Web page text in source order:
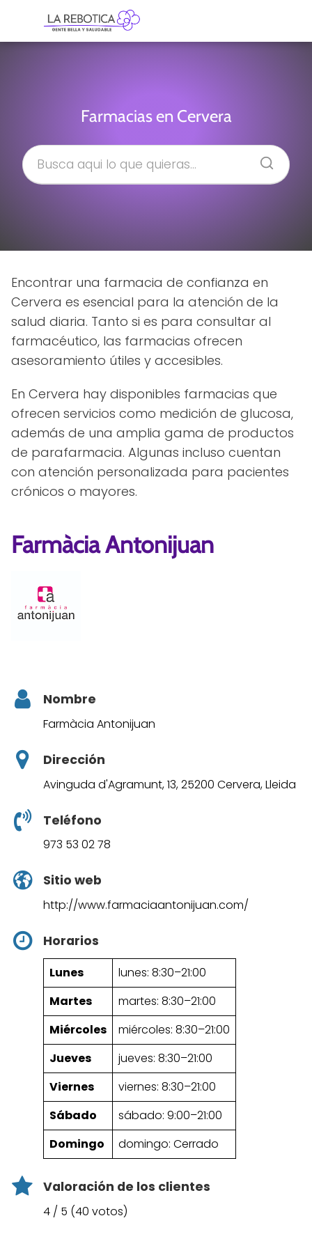
Farmacias en Cervera
Encontrar una farmacia de confianza en
Cervera es esencial para la atención de la
salud diaria. Tanto si es para consultar al
farmacéutico, las farmacias ofrecen
asesoramiento útiles y accesibles.
En Cervera hay disponibles farmacias que
ofrecen servicios como medición de glucosa,
además de una amplia gama de productos
de parafarmacia. Algunas incluso cuentan
con atención personalizada para pacientes
crónicos o mayores.
Farmàcia Antonijuan
Nombre
Farmàcia Antonijuan
Dirección
Avinguda d'Agramunt, 13, 25200 Cervera, Lleida
Teléfono
973 53 02 78
Sitio web
http://www.farmaciaantonijuan.com/
Horarios
Lunes
lunes: 8:30–21:00
Martes
martes: 8:30–21:00
Miércoles
miércoles: 8:30–21:00
Jueves
jueves: 8:30–21:00
Viernes
viernes: 8:30–21:00
Sábado
sábado: 9:00–21:00
Domingo
domingo: Cerrado
Valoración de los clientes
4 / 5 (40 votos)